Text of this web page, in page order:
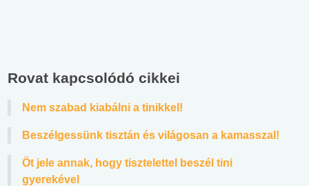
Rovat kapcsolódó cikkei
Nem szabad kiabálni a tinikkel!
Beszélgessünk tisztán és világosan a kamasszal!
Öt jele annak, hogy tisztelettel beszél tini
gyerekével